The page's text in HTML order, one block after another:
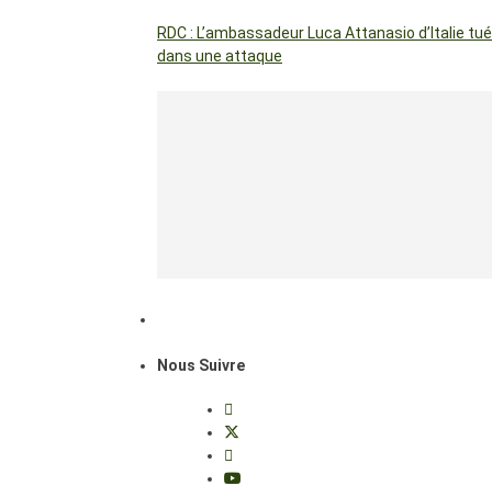
RDC : L’ambassadeur Luca Attanasio d’Italie tué
dans une attaque
Nous Suivre